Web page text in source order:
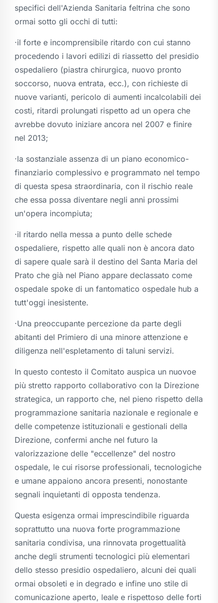
specifici dell'Azienda Sanitaria feltrina che sono
ormai sotto gli occhi di tutti:
·il forte e incomprensibile ritardo con cui stanno
procedendo i lavori edilizi di riassetto del presidio
ospedaliero (piastra chirurgica, nuovo pronto
soccorso, nuova entrata, ecc.), con richieste di
nuove varianti, pericolo di aumenti incalcolabili dei
costi, ritardi prolungati rispetto ad un opera che
avrebbe dovuto iniziare ancora nel 2007 e finire
nel 2013;
·la sostanziale assenza di un piano economico-
finanziario complessivo e programmato nel tempo
di questa spesa straordinaria, con il rischio reale
che essa possa diventare negli anni prossimi
un'opera incompiuta;
·il ritardo nella messa a punto delle schede
ospedaliere, rispetto alle quali non è ancora dato
di sapere quale sarà il destino del Santa Maria del
Prato che già nel Piano appare declassato come
ospedale spoke di un fantomatico ospedale hub a
tutt'oggi inesistente.
·Una preoccupante percezione da parte degli
abitanti del Primiero di una minore attenzione e
diligenza nell'espletamento di taluni servizi.
In questo contesto il Comitato auspica un nuovoe
più stretto rapporto collaborativo con la Direzione
strategica, un rapporto che, nel pieno rispetto della
programmazione sanitaria nazionale e regionale e
delle competenze istituzionali e gestionali della
Direzione, confermi anche nel futuro la
valorizzazione delle "eccellenze" del nostro
ospedale, le cui risorse professionali, tecnologiche
e umane appaiono ancora presenti, nonostante
segnali inquietanti di opposta tendenza.
Questa esigenza ormai imprescindibile riguarda
soprattutto una nuova forte programmazione
sanitaria condivisa, una rinnovata progettualità
anche degli strumenti tecnologici più elementari
dello stesso presidio ospedaliero, alcuni dei quali
ormai obsoleti e in degrado e infine uno stile di
comunicazione aperto, leale e rispettoso delle forti